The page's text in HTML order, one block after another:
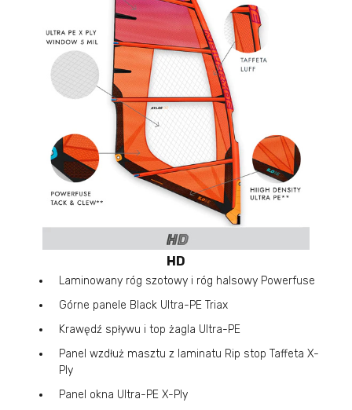
HD
Laminowany róg szotowy i róg halsowy Powerfuse
Górne panele Black Ultra-PE Triax
Krawędź spływu i top żagla Ultra-PE
Panel wzdłuż masztu z laminatu Rip stop Taffeta X-
Ply
Panel okna Ultra-PE X-Ply